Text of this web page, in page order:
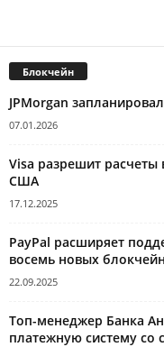
Блокчейн
JPMorgan
07.01.2026
Visa разрешит расчеты
США
17.12.2025
PayPal расширяет
восемь новых
22.09.2025
Топ-менеджер Банка
платежную систему со